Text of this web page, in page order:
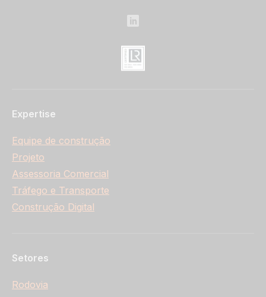
Expertise
Equipe de construção
Projeto
Assessoria Comercial
Tráfego e Transporte
Construção Digital
Setores
Rodovia